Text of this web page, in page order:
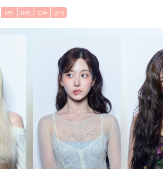
5번 10번 모두 검색